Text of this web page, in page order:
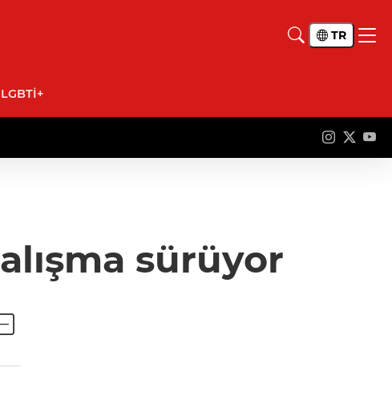
TR
sürüyor